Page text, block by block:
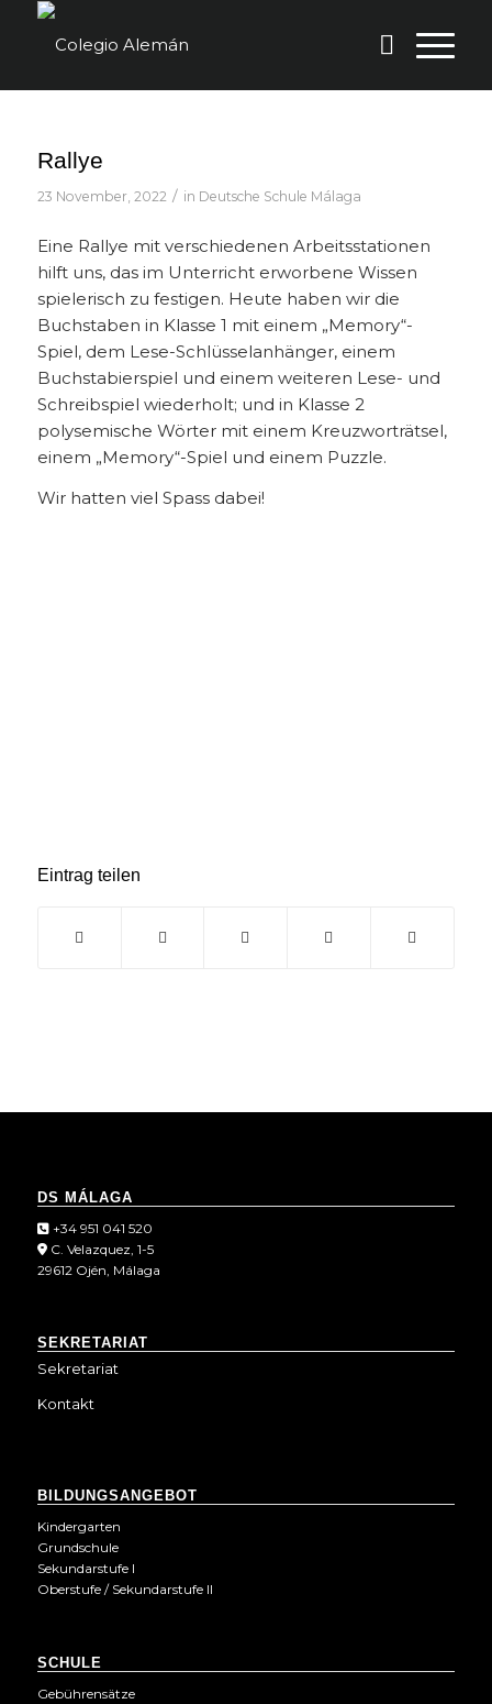
Rallye
23 November, 2022 / in Deutsche Schule Málaga
Eine Rallye mit verschiedenen Arbeitsstationen
hilft uns, das im Unterricht erworbene Wissen
spielerisch zu festigen. Heute haben wir die
Buchstaben in Klasse 1 mit einem „Memory“-
Spiel, dem Lese-Schlüsselanhänger, einem
Buchstabierspiel und einem weiteren Lese- und
Schreibspiel wiederholt; und in Klasse 2
polysemische Wörter mit einem Kreuzworträtsel,
einem „Memory“-Spiel und einem Puzzle.
Wir hatten viel Spass dabei!
Eintrag teilen
DS MÁLAGA
+34 951 041 520
C. Velazquez, 1-5
29612 Ojén, Málaga
SEKRETARIAT
Sekretariat
Kontakt
BILDUNGSANGEBOT
Kindergarten
Grundschule
Sekundarstufe I
Oberstufe / Sekundarstufe II
SCHULE
Gebührensätze